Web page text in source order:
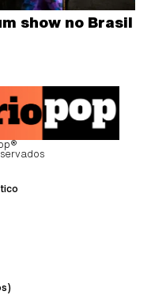
show no Brasil